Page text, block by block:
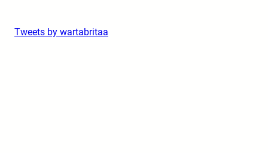
Tweets by wartabritaa